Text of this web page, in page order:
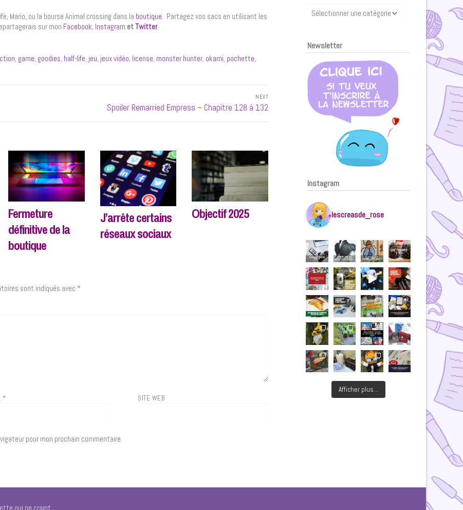
Mario, ou la bourse Animal crossing dans la boutique . Partagez vos sacs en utilisant les
sur mon Facebook Instagram etTwitter.
, game, goodies, half-life, jeu, jeux vidéo, license, monster hunter, okami, pochette,
NEXT
Next
Spoiler Remarried Empress – Chapitre 128 à 132
Fermeture
définitive de la
boutique
J’arrête certains
réseaux sociaux
Objectif 2025
sont indiqués avec *
* SITE WEB
pour mon prochain commentaire.
Newsletter
Instagram
lescreasde_rose
Afficher plus...
qui ne craint